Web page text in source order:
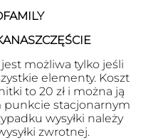
możliwa tylko jeśli
elementy. Koszt
to 20 zł i można ją
punkcie stacjonarnym
wysyłki należy
zwrotnej.